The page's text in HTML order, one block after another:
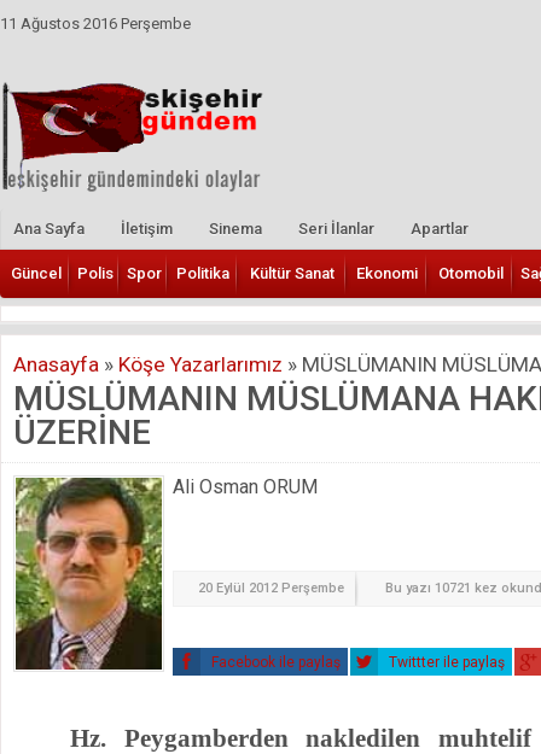
11 Ağustos 2016 Perşembe
Ana Sayfa İletişim Sinema Seri İlanlar Apartlar
Güncel Polis Spor Politika Kültür Sanat Ekonomi Otomobil
Anasayfa » Köşe Yazarlarımız » MÜSLÜMANIN
MÜSLÜMANIN MÜSLÜMANA
ÜZERİNE
Ali Osman ORUM
20 Eylül 2012 Perşembe Bu yazı 10721 kez
Facebook ile paylaş Twittter ile paylaş
Hz. Peygamberden nakledilen